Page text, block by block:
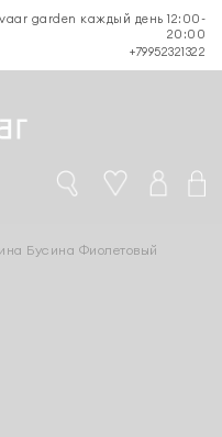
garden каждый день 12:00-
20:00
+79952321322
Бусина Фиолетовый